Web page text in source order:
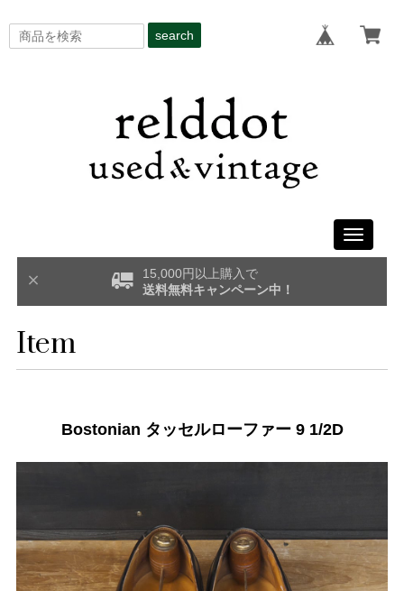
search
Toggle
15,000円以上購入で
送料無料キャンペーン中！
Item
Bostonian タッセルローファー 9 1/2D